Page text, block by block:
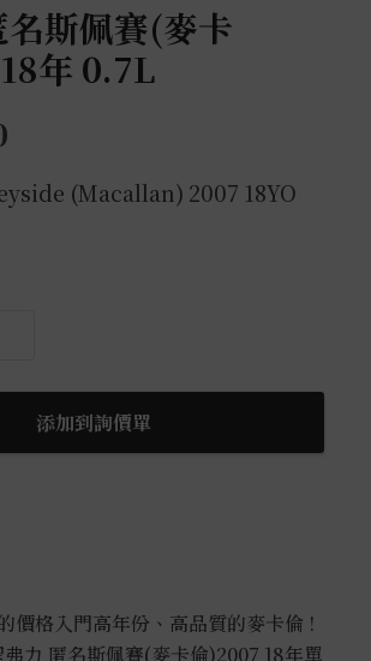
斯佩賽(麥卡
年 0.7L
(Macallan) 2007 18YO
添加到詢價單
價格入門高年份、高品質的麥卡倫 !
力 匿名斯佩賽(麥卡倫)2007 18年單